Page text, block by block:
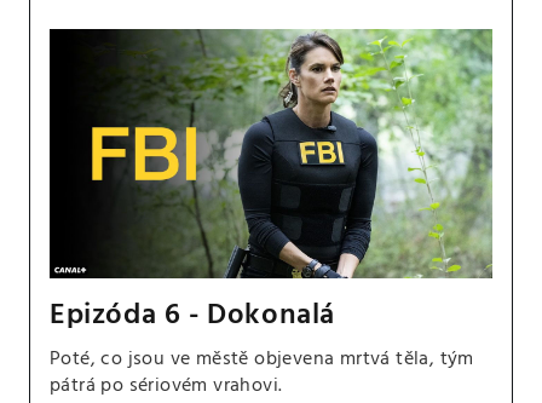
Epizóda 6 - Dokonalá
Poté, co jsou ve městě objevena mrtvá těla, tým
pátrá po sériovém vrahovi.